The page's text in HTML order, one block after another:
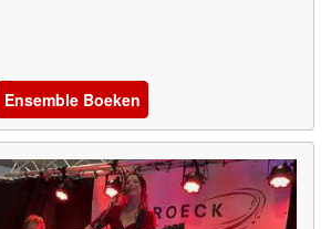
Ensemble Boeken